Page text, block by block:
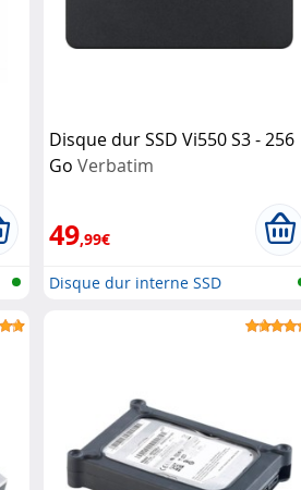
Disque dur SSD Vi550 S3 - 256
GoVerbatim
49,99€
Disque dur interne SSD